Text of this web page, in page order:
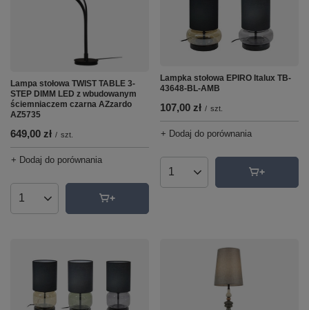
Lampa stołowa TWIST TABLE 3-
STEP DIMM LED z wbudowanym
ściemniaczem czarna AZzardo
AZ5735
649,00 zł / szt.
+ Dodaj do porównania
Ilość produktów
Lampka stołowa EPIRO Italux TB-
43648-BL-AMB
107,00 zł / szt.
+ Dodaj do porównania
Ilość produktów